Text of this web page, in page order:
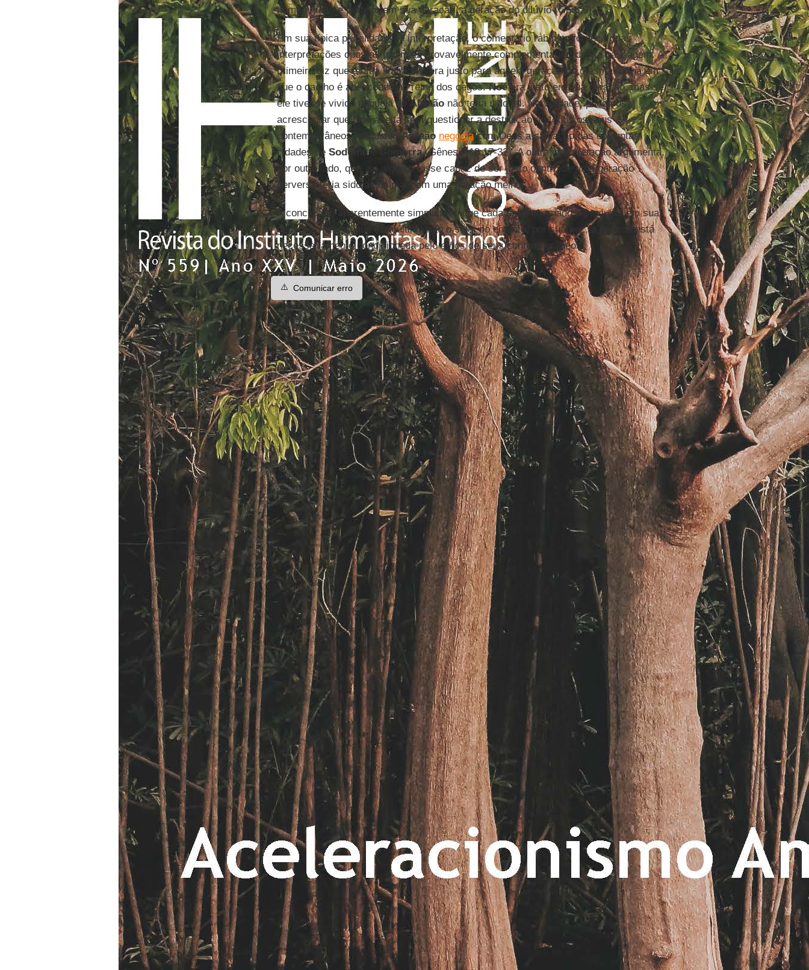
homem justo e perfeito em sua geração, a geração do dilúvio (Gn 6,9).
Em sua típica pluralidade de interpretação, o comentário rabínico fornece duas
interpretações opostas (ou mais provavelmente complementares) dessa passagem. A
primeira diz que é uma limitação: era justo para aquela geração da mesma forma em
que o caolho é abençoado no reino dos cegos.Noéera justo em sua geração, mas se
ele tivesse vivido naquela deAbraãonão teria sido tal. Na verdade, podemos
acrescentar queNoéaceita sem questionar a destruição de todos os seus
contemporâneos, enquanto Abraão negociacom Deus a salvação das corruptas
cidades de SodomaeGomorra(Gênesis 18,17-32). A outra interpretação argumenta,
por outro lado, que, se alguém fosse capaz de ser justo dentro de uma geração
perversa teria sido ainda mais em uma geração melhor.
A conclusão, aparentemente simplista, é que cada um é chamado a ser justo em sua
geração, mesmo que esta última não o seja; no entanto, por sua vez, a pessoa está
necessariamente condicionada peloethosde seus contemporâneos.
⚠️ Comunicar erro